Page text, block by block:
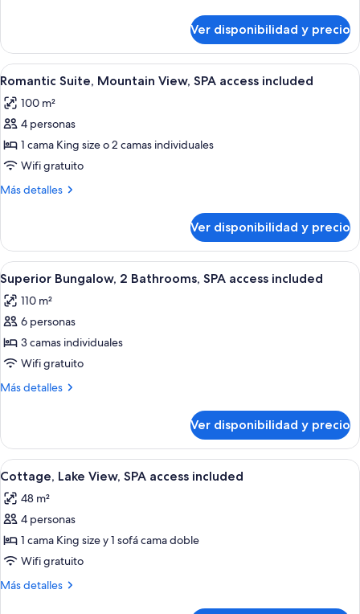
Lake
View,SPA
access
included
Penthouse,
Hot
Tub,
View,SPA
access
Ver disponibilidad y precio
Ver
todas
las
fotos
de
Romantic
Suite,
SPA
access
included
Un dormitorio amplio con una cama
6
Romantic Suite, Mountain View, SPA access included
100 m²
4 personas
1 cama King size o 2 camas individuales
Wifi gratuito
Más detalles
Más
Suite,
Mountain
View,
SPA
access
included
Ver disponibilidad y precio
Ver
todas
las
fotos
de
Superior
Bungalow,
SPA
access
included
Una casa moderna con patio,
9
Superior Bungalow, 2 Bathrooms, SPA access included
110 m²
6 personas
3 camas individuales
Wifi gratuito
Más detalles
Más
Bungalow,
Bathrooms,
access
included
Ver disponibilidad y precio
Ver
todas
las
fotos
de
Cottage,
Lake
Un patio moderno al aire libre con
14
Cottage, Lake View, SPA access included
48 m²
4 personas
1 cama King size y 1 sofá cama doble
Wifi gratuito
Más detalles
Más